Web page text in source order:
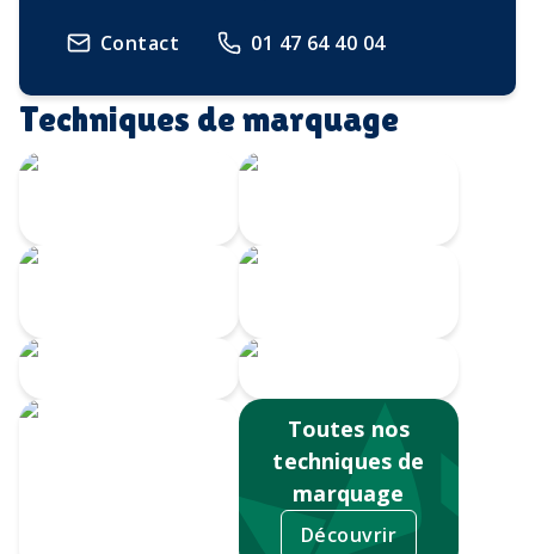
Contact 01 47 64 40 04
Techniques de marquage
Toutes nos
techniques de
marquage
Découvrir